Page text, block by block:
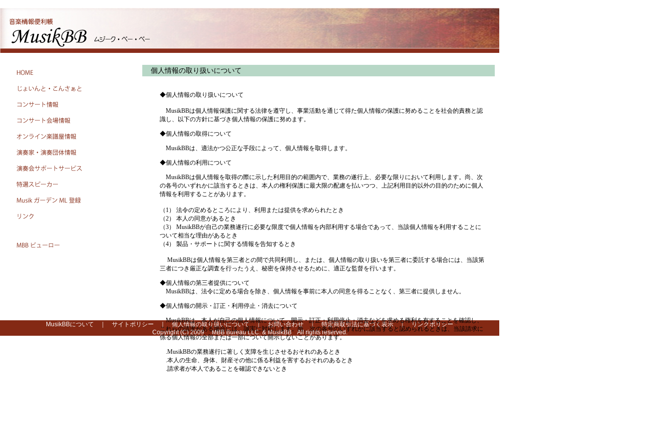
個人情報の取り扱いについて
◆個人情報の取り扱いについて
MusikBBは個人情報保護に関する法律を遵守し、事業活動を通じて得た個人情報の保護に努めることを社会的責務と認
識し、以下の方針に基づき個人情報の保護に努めます。
◆個人情報の取得について
MusikBBは、適法かつ公正な手段によって、個人情報を取得します。
◆個人情報の利用について
MusikBBは個人情報を取得の際に示した利用目的の範囲内で、業務の遂行上、必要な限りにおいて利用します。尚、次
の各号のいずれかに該当するときは、本人の権利保護に最大限の配慮を払いつつ、上記利用目的以外の目的のために個人
情報を利用することがあります。
（1） 法令の定めるところにより、利用または提供を求められたとき
（2） 本人の同意があるとき
（3） MusikBBが自己の業務遂行に必要な限度で個人情報を内部利用する場合であって、当該個人情報を利用することに
ついて相当な理由があるとき
（4） 製品・サポートに関する情報を告知するとき
MusikBBは個人情報を第三者との間で共同利用し、または、個人情報の取り扱いを第三者に委託する場合には、当該第
三者につき厳正な調査を行ったうえ、秘密を保持させるために、適正な監督を行います。
◆個人情報の第三者提供について
MusikBBは、法令に定める場合を除き、個人情報を事前に本人の同意を得ることなく、第三者に提供しません。
◆個人情報の開示・訂正・利用停止・消去について
MusikBBは、本人が自己の個人情報について、開示・訂正・利用停止・消去などを求める権利を有することを確認し、
これらの請求がある場合には、誠実に対応します。尚、次の各号のいずれかに該当すると認められるときは、当該請求に
係る個人情報の全部または一部について開示しないことがあります。
.MusikBBの業務遂行に著しく支障を生じさせるおそれのあるとき
.本人の生命、身体、財産その他に係る利益を害するおそれのあるとき
.請求者が本人であることを確認できないとき
MusikBBについて サイトポリシー ｜個人情報の取り扱いについて｜ お問い合わせ ｜特定商取引法に基づく表示｜リンクポリシー
Copyright (C) 2009 MBB Bureau LLC. & MusikBB All rights reserved.